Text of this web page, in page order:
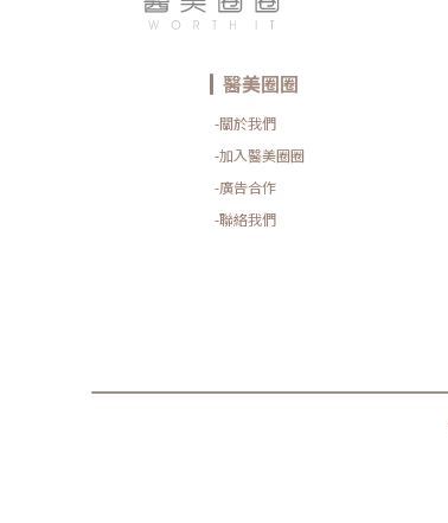
醫美圈圈
-關於我們
-加入醫美圈圈
-廣告合作
-聯絡我們